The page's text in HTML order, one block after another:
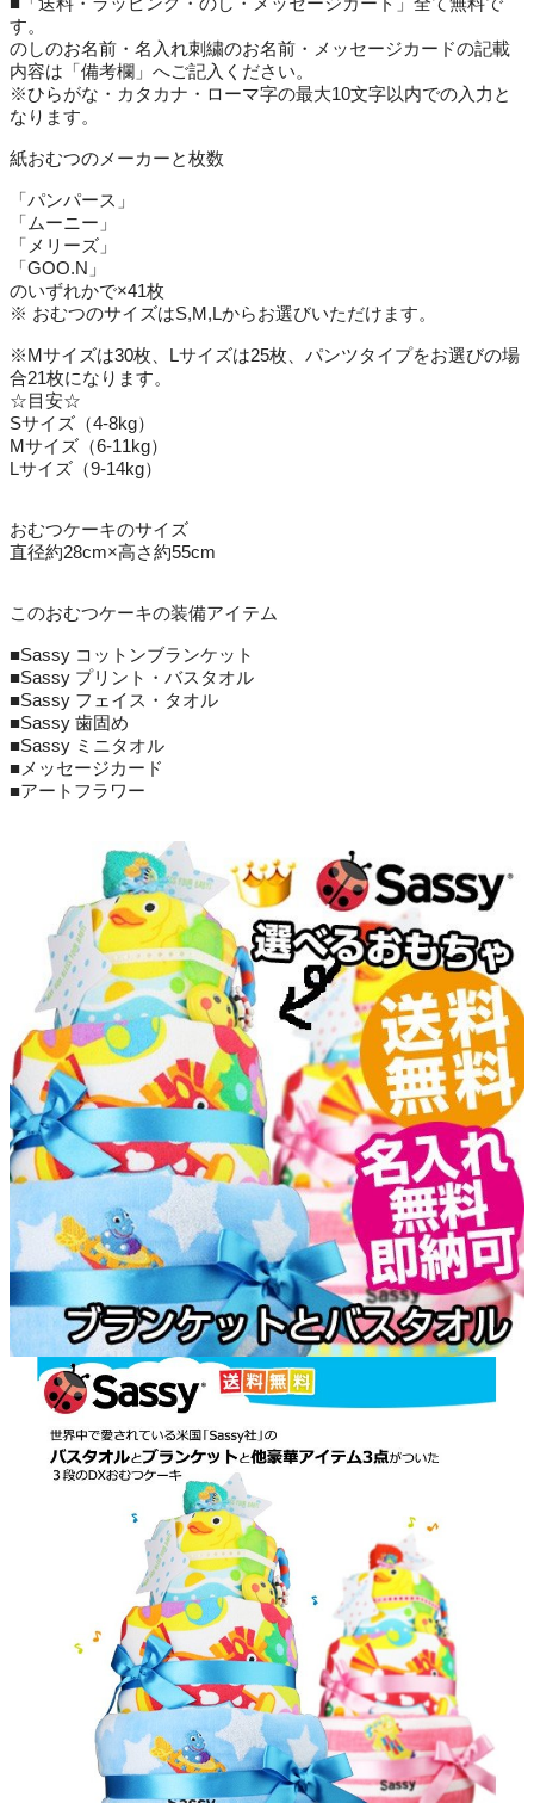
す。
のしのお名前・名入れ刺繍のお名前・メッセージカードの記載
内容は「備考欄」へご記入ください。
※ひらがな・カタカナ・ローマ字の最大10文字以内での入力と
なります。
紙おむつのメーカーと枚数
「パンパース」
「ムーニー」
「メリーズ」
「GOO.N」
のいずれかで×41枚
※ おむつのサイズはS,M,Lからお選びいただけます。
※Mサイズは30枚、Lサイズは25枚、パンツタイプをお選びの場
合21枚になります。
☆目安☆
Sサイズ（4-8kg）
Mサイズ（6-11kg）
Lサイズ（9-14kg）
おむつケーキのサイズ
直径約28cm×高さ約55cm
このおむつケーキの装備アイテム
■Sassy コットンブランケット
■Sassy プリント・バスタオル
■Sassy フェイス・タオル
■Sassy 歯固め
■Sassy ミニタオル
■メッセージカード
■アートフラワー